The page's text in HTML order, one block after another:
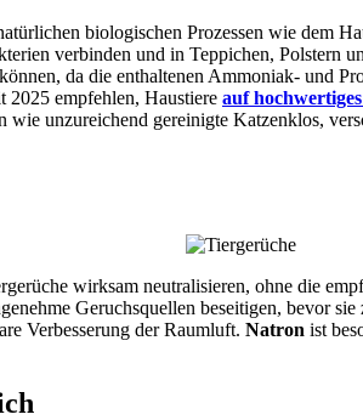
biologischen Prozessen wie dem
verbinden und in Teppichen, Polstern
da die enthaltenen Ammoniak- und
2025 empfehlen, Haustiere auf
unzureichend gereinigte Katzenklos,
wirksam neutralisieren, ohne die
Geruchsquellen beseitigen, bevor sie
Verbesserung der Raumluft. Natron ist